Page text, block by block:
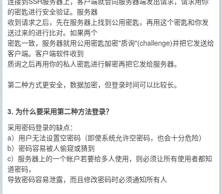
的密匙进行安全验证。服务器
收到请求之后，先在服务器上找到公用密匙，再用这个密匙和你发
送过来的进行比对。如果两个
密匙一致，服务器就用公用密匙加密"质询"(challenge)并把它发送给
客户端。客户端软件收到
质询之后再用你的私人密匙进行解密再把它发给服务器。
第二种方式更安全，数据加密，但登录时间可以比较长。
3. 为什么要采用第二种方法登录？
采用密码登录的缺点：
a）用户无法设置空密码（即使系统允许空密码，也会十分危险）
b）密码容易被人偷窥或猜到
c）服务器上的一个帐户若要给多人使用，则必须让所有使用者都知
道密码，
导致密码容易泄露，而且修改密码时必须通知所有人